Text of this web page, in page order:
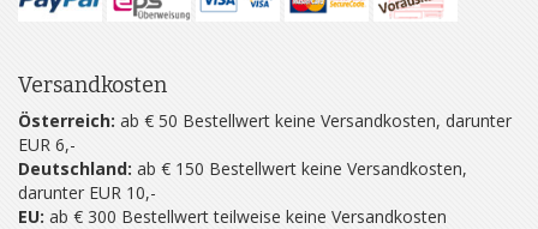
Versandkosten
Österreich: ab € 50 Bestellwert keine Versandkosten, darunter
EUR 6,-
Deutschland: ab € 150 Bestellwert keine Versandkosten,
darunter EUR 10,-
EU: ab € 300 Bestellwert teilweise keine Versandkosten